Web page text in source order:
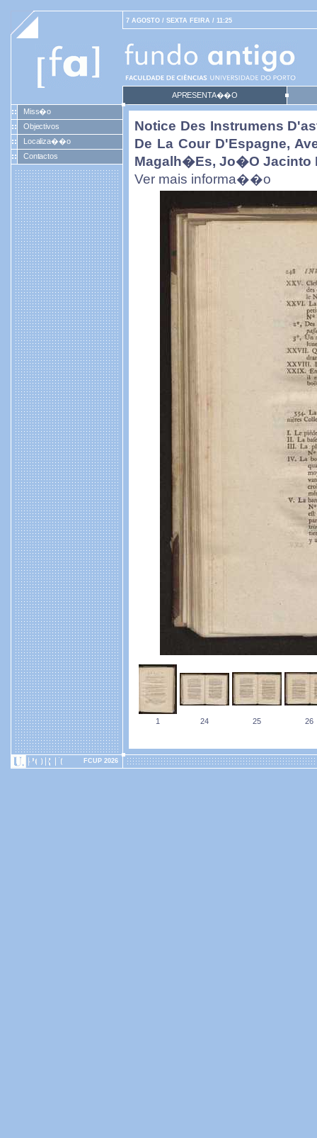
7 AGOSTO / SEXTA FEIRA / 11:25
APRESENTA��O
Miss�o
Objectivos
Localiza��o
Contactos
Notice Des Instrumens
De La Cour D'Espagne,
Magalh�es, Jo�o Jacinto
Ver mais informa��o
1 24 25 26
FCUP 2026